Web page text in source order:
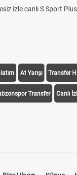
izle canlı S Sport
At Yarışı Transfer
Transfer Canlı